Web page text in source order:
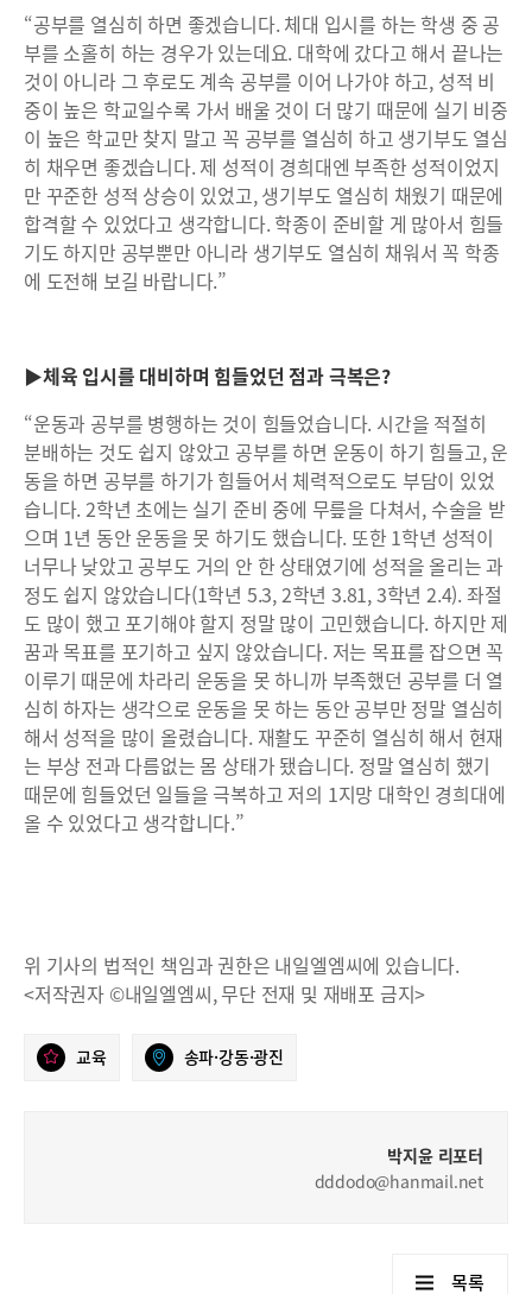
“공부를 열심히 하면 좋겠습니다. 체대 입시를 하는 학생 중 공
부를 소홀히 하는 경우가 있는데요. 대학에 갔다고 해서 끝나는
것이 아니라 그 후로도 계속 공부를 이어 나가야 하고, 성적 비
중이 높은 학교일수록 가서 배울 것이 더 많기 때문에 실기 비중
이 높은 학교만 찾지 말고 꼭 공부를 열심히 하고 생기부도 열심
히 채우면 좋겠습니다. 제 성적이 경희대엔 부족한 성적이었지
만 꾸준한 성적 상승이 있었고, 생기부도 열심히 채웠기 때문에
합격할 수 있었다고 생각합니다. 학종이 준비할 게 많아서 힘들
기도 하지만 공부뿐만 아니라 생기부도 열심히 채워서 꼭 학종
에 도전해 보길 바랍니다.”
▶체육 입시를 대비하며 힘들었던 점과 극복은?
“운동과 공부를 병행하는 것이 힘들었습니다. 시간을 적절히
분배하는 것도 쉽지 않았고 공부를 하면 운동이 하기 힘들고, 운
동을 하면 공부를 하기가 힘들어서 체력적으로도 부담이 있었
습니다. 2학년 초에는 실기 준비 중에 무릎을 다쳐서, 수술을 받
으며 1년 동안 운동을 못 하기도 했습니다. 또한 1학년 성적이
너무나 낮았고 공부도 거의 안 한 상태였기에 성적을 올리는 과
정도 쉽지 않았습니다(1학년 5.3, 2학년 3.81, 3학년 2.4). 좌절
도 많이 했고 포기해야 할지 정말 많이 고민했습니다. 하지만 제
꿈과 목표를 포기하고 싶지 않았습니다. 저는 목표를 잡으면 꼭
이루기 때문에 차라리 운동을 못 하니까 부족했던 공부를 더 열
심히 하자는 생각으로 운동을 못 하는 동안 공부만 정말 열심히
해서 성적을 많이 올렸습니다. 재활도 꾸준히 열심히 해서 현재
는 부상 전과 다름없는 몸 상태가 됐습니다. 정말 열심히 했기
때문에 힘들었던 일들을 극복하고 저의 1지망 대학인 경희대에
올 수 있었다고 생각합니다.”
위 기사의 법적인 책임과 권한은 내일엘엠씨에 있습니다.
<저작권자 ©내일엘엠씨, 무단 전재 및 재배포 금지>
교육 송파·강동·광진
박지윤 리포터
dddodo@hanmail.net
목록